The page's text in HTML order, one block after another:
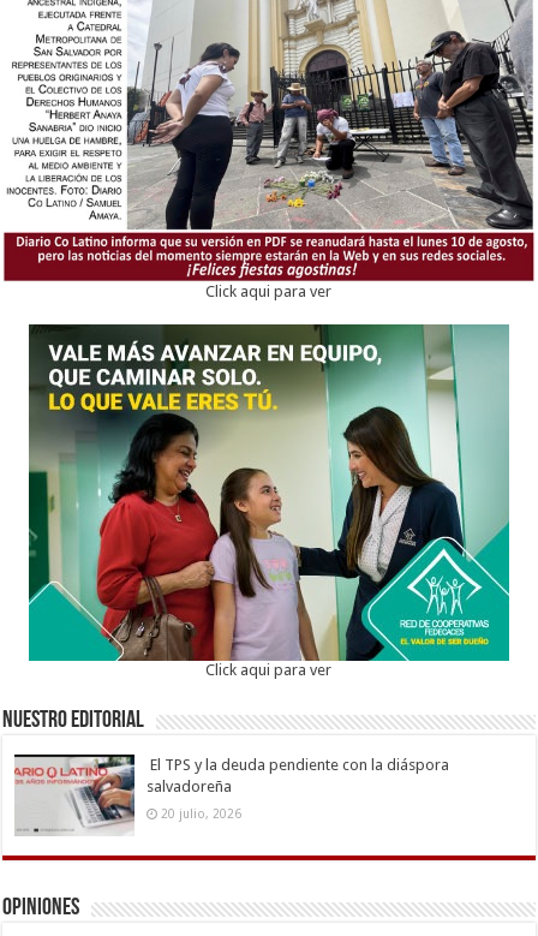
Click aqui para ver
Click aqui para ver
Nuestro Editorial
El TPS y la deuda pendiente con la diáspora
salvadoreña
20 julio, 2026
Opiniones